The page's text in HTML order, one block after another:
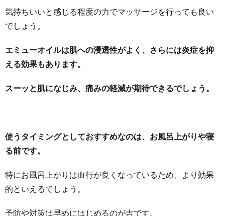
気持ちいいと感じる程度の力でマッサージを行っても良い
でしょう。
エミューオイルは肌への浸透性がよく、さらには炎症を抑
える効果もあります。
スーッと肌になじみ、痛みの軽減が期待できるでしょう。
使うタイミングとしておすすめなのは、お風呂上がりや寝
る前です。
特にお風呂上がりは血行が良くなっているため、より効果
的といえるでしょう。
予防や対策は早めにはじめるのが吉です。